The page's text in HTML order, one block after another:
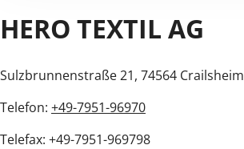
HERO TEXTIL AG
Sulzbrunnenstraße 21, 74564 Crailsheim
Telefon: +49-7951-96970
Telefax: +49-7951-969798